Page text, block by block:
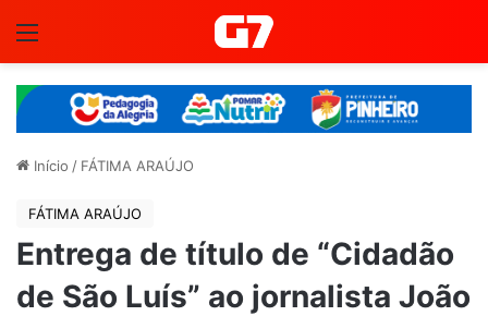
Início / FÁTIMA ARAÚJO
FÁTIMA ARAÚJO
Entrega de título de “Cidadão
de São Luís” ao jornalista João